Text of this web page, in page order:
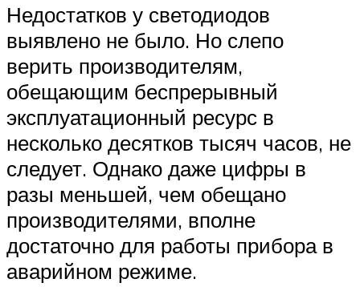
Недостатков у светодиодов
выявлено не было. Но слепо
верить производителям,
обещающим беспрерывный
эксплуатационный ресурс в
несколько десятков тысяч часов, не
следует. Однако даже цифры в
разы меньшей, чем обещано
производителями, вполне
достаточно для работы прибора в
аварийном режиме.